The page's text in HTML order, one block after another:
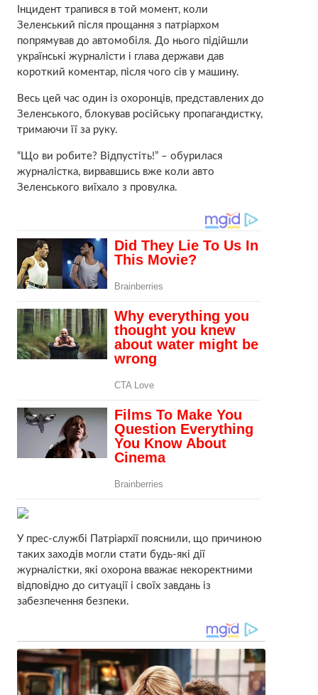
Інцидент трапився в той момент, коли
Зеленський після прощання з патріархом
попрямував до автомобіля. До нього підійшли
українські журналісти і глава держави дав
короткий коментар, після чого сів у машину.
Весь цей час один із охоронців, представлених до
Зеленського, блокував російську пропагандистку,
тримаючи її за руку.
“Що ви робите? Відпустіть!” – обурилася
журналістка, вирвавшись вже коли авто
Зеленського виїхало з провулка.
У прес-службі Патріархії пояснили, що причиною
таких заходів могли стати будь-які дії
журналістки, які охорона вважає некоректними
відповідно до ситуації і своїх завдань із
забезпечення безпеки.